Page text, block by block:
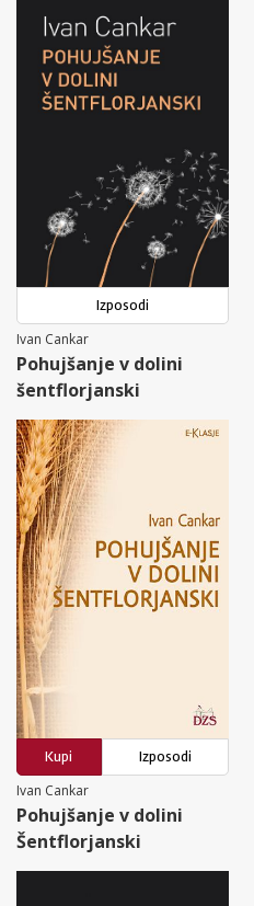
Izposodi
Ivan Cankar
Pohujšanje v dolini
šentflorjanski
Kupi
Izposodi
Ivan Cankar
Pohujšanje v dolini
Šentflorjanski